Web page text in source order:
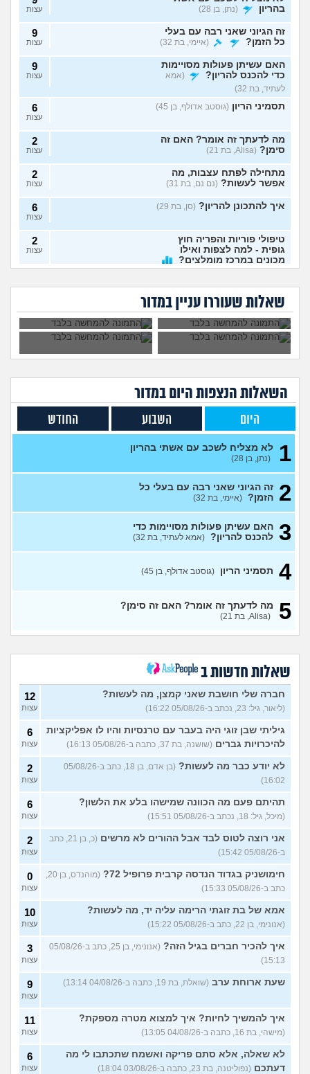
בהריון
(נתן, בן 28) עצות
זה הגיוני שאני רבה עם בעלי
כל הזמן?
(איימי, בת 32)
9
עצות
האם עשיתן פעולות מסויימות
כדי להכנס להריון?
(אמא
לעתיד, בת 32)
9
עצות
תסמיני הריון (גוסטב אדולף, בן 45) 6
עצות
מה לדעתך זה אומר? האם זה
סימן? (Alisa, בת 21)
2
עצות
מתחילה לפתח עצבות, מה
אפשר לעשות? (נם נם, בת 31)
2
עצות
איך להתכונן להריון? (סן, בת 29) 6
עצות
טיפולי פוריות והפריה חוץ
גופית - למה לצפות ואילו
מכונים במרכז מומלצים?
2
עצות
היחידה מה"חבורת בנות"
שבהריון. עצובה מזה
(מילה, בת 17) עצות
כמה זה עולה לעשות הפלה?
(בדוי, בת 20)
7
המלצה למדריכה או סדנה של
שיטת המודעות לפוריות?
(אנונימית, בת 29)
3
נבהלתי מאיך שהעוברית שלי
נראית באולטרסאונד, עד כמה
זה משקף את המציאות?
11
לא יודעת ממי נכנסתי להיריון,
מה לעשות?
(מעיין, בת 23)
איך זה עובד? (אליאנה, בת 28)
נערת ליווי טוענת שיש לי בן
ממנה
(צעיר26, בן 26)
19
להתנהל?
(סנורקה, בת 38) עצות
בן 18)
אפשר עזרה בנושא הקצבאות
והזכאות שלאחר הלידה?
(אלהלי, בת 25)
2
עצות
רק בנות ברצינות - מה קורה
אם אני מפספסת גלולה?
(אבולבה, בת 18)
1
עצות
למה הטבע אכזרי בנוגע
לפוריות וליופי של האישה?
(למה???, בת 26)
11
עצות
צעיר? (אקליפטוס 33, בת 22)
4
עצות
הריון של אישה נמשך בדיוק 9
חודשים, 8 חודשים, וכו?
(הריון של אישה, בן 28)
4
עצות
עוד שאלות חדשות במדור
שאלות שעוררו עניין במדור
יש לו אחים ואמא עם
הפלה?
עברתי 3 הפלות,
מישהי שעברה
פונדקאות?
בהריון אבל לא בטוחה
בכלל שרוצה עוד ילד,
מה יכולות להיות
ההשלכות?
בהריון ומרגישה
מיותר ומיושן.
דעתכם?
השאלות הנצפות היוםבמדור
היום השבוע החודש
1 לא מצליח לשכב עם אשתי בהריון
(נתן, בן 28)
2 זה הגיוני שאני רבה עם בעלי כל
הזמן? (איימי, בת 32)
3 האם עשיתן פעולות מסויימות כדי
להכנס להריון? (אמא לעתיד, בת 32)
4 תסמיני הריון (גוסטב אדולף, בן 45)
5 מה לדעתך זה אומר? האם זה סימן?
(Alisa, בת 21)
שאלות חדשות ב
חברה שלי חושבת שאני קמצן, מה לעשות?
(ליאור, גיל: 23, נכתב ב-05/08/26 16:22)
12
עצות
גיליתי שבן זוגי היה בעבר עם טרנסיות והיו לו אפליקציות
להיכרויות גברים (שושנה, בת 37, כתבה ב-05/08/26 16:13)
6
עצות
לא יודע כבר מה לעשות?
(בן אדם, בן 18, כתב ב-05/08/26
16:02)
2
עצות
תהיתם פעם מה הכוונה שמישהו בלע את הלשון?
(מיכל, גיל: 18, נכתב ב-05/08/26 15:51)
6
עצות
אני רוצה לטוס לבד אבל ההורים לא מרשים
(כ, בן 21, כתב
ב-05/08/26 15:42)
2
עצות
חימושניק בגדוד הנדסה קרבית פרופיל 72?
(מוהנדס, בן 20,
כתב ב-05/08/26 15:33)
0
עצות
אמא של בת זוגתי הרימה עליה יד, מה לעשות?
(אנונימי, בן 22, כתב ב-05/08/26 15:22)
10
עצות
איך להכיר חברים בגיל הזה?
(אנונימי, בן 25, כתב ב-05/08/26
15:13)
3
עצות
שעת ארוחת ערב (שואלת, בת 19, כתבה ב-04/08/26 13:14) 9
עצות
איך להמשיך לחיות? איך למצוא מטרה מספקת?
(מישהי, בת 16, כתבה ב-04/08/26 13:05)
11
עצות
לא שאלה, אלא סתם פריקה ואשמח שתכתבו לי מה
דעתכם (נפוליטנה, בת 23, כתבה ב-03/08/26 18:04)
6
עצות